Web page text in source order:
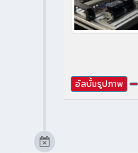
อัลบั้มรูปภาพ